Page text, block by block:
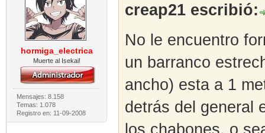
hormiga_electrica
Muerte al Isekai!
Mensajes: 8.158
Temas: 1.078
Registro en: 11-09-2008
creap21 escribió:
No le encuentro
un barranco
ancho) esta a 1
detrás del general
los chabones, o